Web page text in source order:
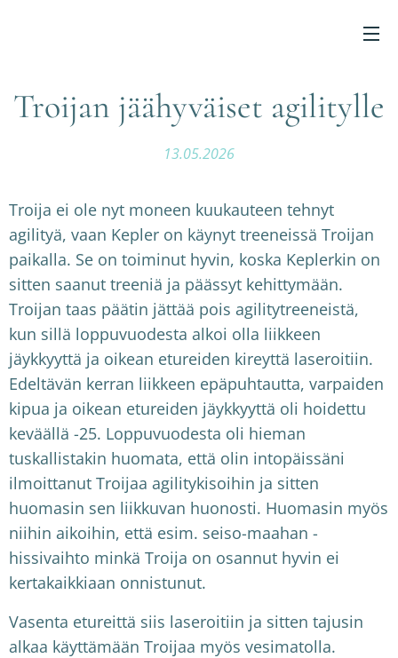
Troijan jäähyväiset agilitylle
13.05.2026
Troija ei ole nyt moneen kuukauteen tehnyt
agilityä, vaan Kepler on käynyt treeneissä Troijan
paikalla. Se on toiminut hyvin, koska Keplerkin on
sitten saanut treeniä ja päässyt kehittymään.
Troijan taas päätin jättää pois agilitytreeneistä,
kun sillä loppuvuodesta alkoi olla liikkeen
jäykkyyttä ja oikean etureiden kireyttä laseroitiin.
Edeltävän kerran liikkeen epäpuhtautta, varpaiden
kipua ja oikean etureiden jäykkyyttä oli hoidettu
keväällä -25. Loppuvuodesta oli hieman
tuskallistakin huomata, että olin intopäissäni
ilmoittanut Troijaa agilitykisoihin ja sitten
huomasin sen liikkuvan huonosti. Huomasin myös
niihin aikoihin, että esim. seiso-maahan -
hissivaihto minkä Troija on osannut hyvin ei
kertakaikkiaan onnistunut.
Vasenta etureittä siis laseroitiin ja sitten tajusin
alkaa käyttämään Troijaa myös vesimatolla.